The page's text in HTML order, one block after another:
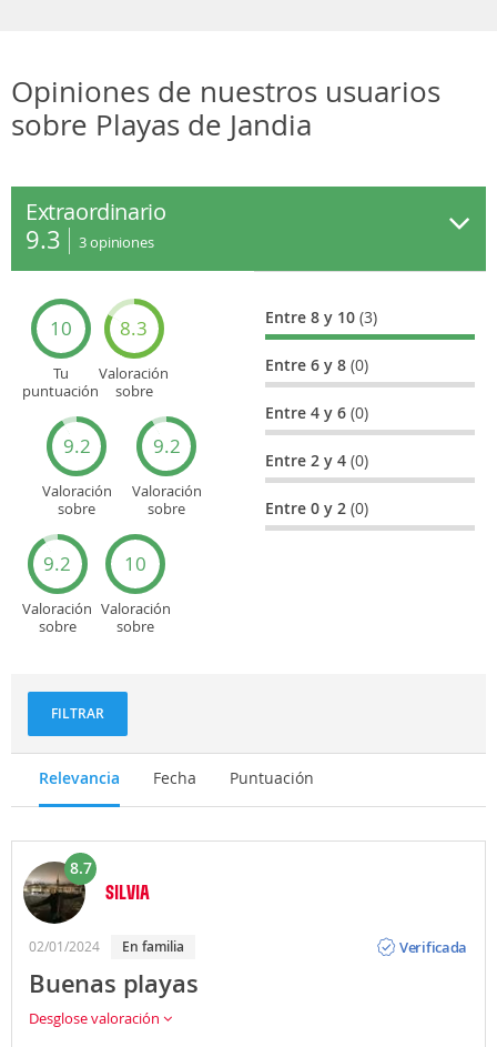
Opiniones de nuestros usuarios
sobre Playas de Jandia
Extraordinario
9.3 3opiniones
10
Tu
puntuación
8.3
Valoración
sobre
9.2
Valoración
sobre
9.2
Valoración
sobre
turísticos
9.2
Valoración
sobre
10
Valoración
sobre
Entre 8 y 10(3)
Entre 6 y 8(0)
Entre 4 y 6(0)
Entre 2 y 4(0)
Entre 0 y 2(0)
FILTRAR
Relevancia Fecha Puntuación
8.7
SILVIA
02/01/2024 En familia
Verificada
Buenas playas
Desglose valoración